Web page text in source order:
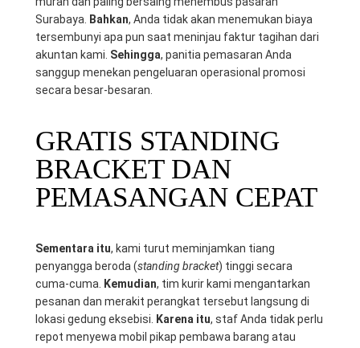
Surabaya.
Bahkan, Anda tidak akan menemukan biaya
tersembunyi apa pun saat meninjau faktur tagihan dari
akuntan kami. Sehingga, panitia pemasaran Anda
sanggup menekan pengeluaran operasional promosi
secara besar-besaran.
GRATIS STANDING
BRACKET DAN
PEMASANGAN CEPAT
Sementara itu, kami turut meminjamkan tiang
penyangga beroda (standing bracket) tinggi secara
cuma-cuma.
Kemudian, tim kurir kami mengantarkan
pesanan dan merakit perangkat tersebut langsung di
lokasi gedung eksebisi.
Karena itu, staf Anda tidak perlu
repot menyewa mobil pikap pembawa barang atau